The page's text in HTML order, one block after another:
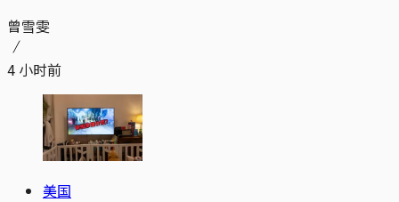
曾雪雯
4 小时前
美国